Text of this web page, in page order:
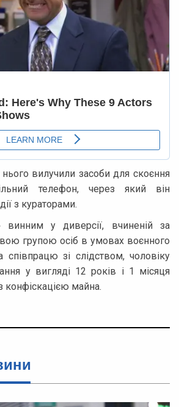
вилучили засоби для скоєння
телефон, через який він
з кураторами.
у диверсії, вчиненій за
групою осіб в умовах воєнного
співпрацю зі слідством, чоловіку
у вигляді 12 років і 1 місяця
конфіскацією майна.